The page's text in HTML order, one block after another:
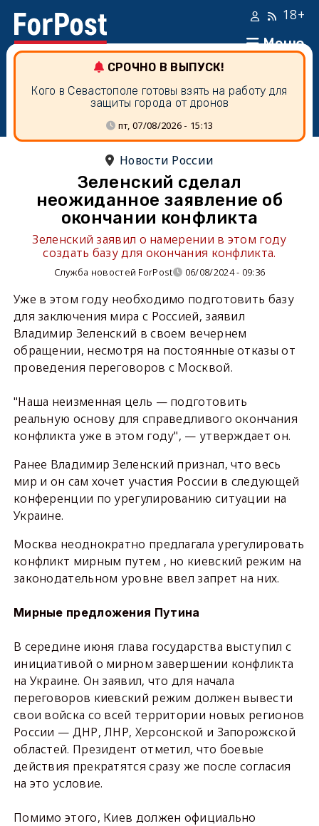
Меню
18+
СРОЧНО В ВЫПУСК!
Кого в Севастополе готовы взять на работу для
защиты города от дронов
пт, 07/08/2026 - 15:13
Новости России
Зеленский сделал
неожиданное заявление об
окончании конфликта
Зеленский заявил о намерении в этом году
создать базу для окончания конфликта.
Служба новостей ForPost 06/08/2024 - 09:36
Уже в этом году необходимо подготовить базу
для заключения мира с Россией, заявил
Владимир Зеленский в своем вечернем
обращении, несмотря на постоянные отказы от
проведения переговоров с Москвой.
"Наша неизменная цель — подготовить
реальную основу для справедливого окончания
конфликта уже в этом году", — утверждает он.
Ранее Владимир Зеленский признал, что весь
мир и он сам хочет участия России в следующей
конференции по урегулированию ситуации на
Украине.
Москва неоднократно предлагала урегулировать
конфликт мирным путем , но киевский режим на
законодательном уровне ввел запрет на них.
Мирные предложения Путина
В середине июня глава государства выступил с
инициативой о мирном завершении конфликта
на Украине. Он заявил, что для начала
переговоров киевский режим должен вывести
свои войска со всей территории новых регионов
России — ДНР, ЛНР, Херсонской и Запорожской
областей. Президент отметил, что боевые
действия прекратятся сразу же после согласия
на это условие.
Помимо этого, Киев должен официально